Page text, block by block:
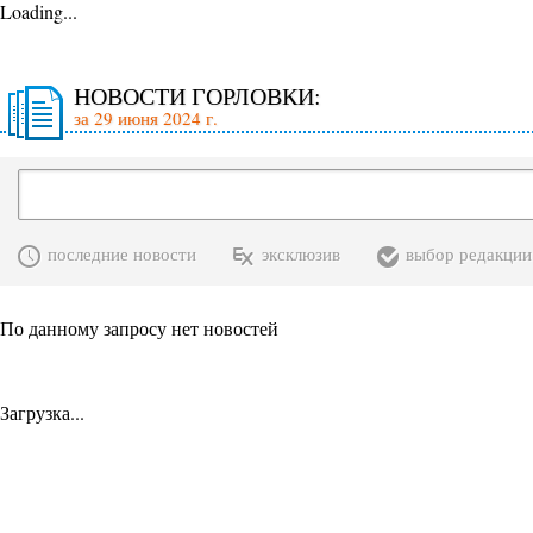
Loading...
НОВОСТИ ГОРЛОВКИ:
за 29 июня 2024 г.
последние новости эксклюзив выбор редакции
По данному запросу нет новостей
Загрузка...